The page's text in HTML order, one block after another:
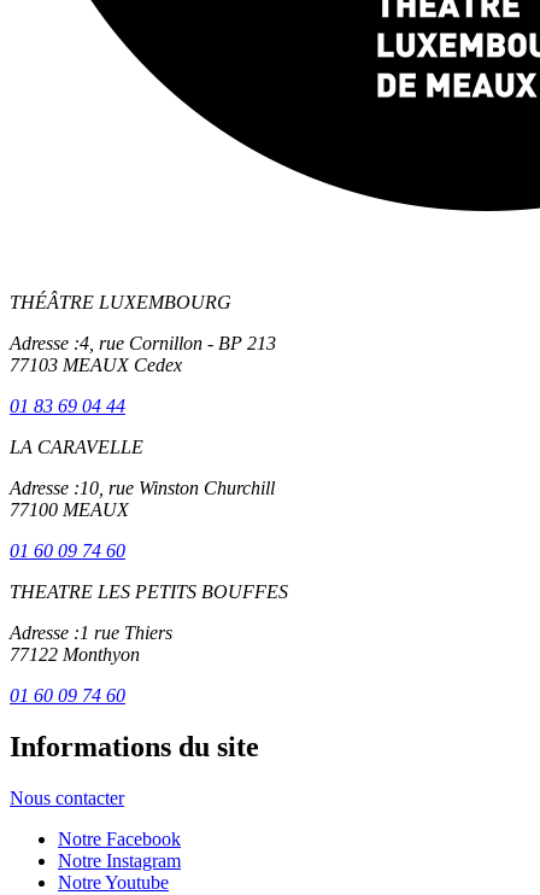
THÉÂTRE LUXEMBOURG
Adresse :4, rue Cornillon - BP 213
77103 MEAUX Cedex
01 83 69 04 44
LA CARAVELLE
Adresse :10, rue Winston Churchill
77100 MEAUX
01 60 09 74 60
THEATRE LES PETITS BOUFFES
Adresse :1 rue Thiers
77122 Monthyon
01 60 09 74 60
Informations du site
Nous contacter
Notre Facebook
Notre Instagram
Notre Youtube